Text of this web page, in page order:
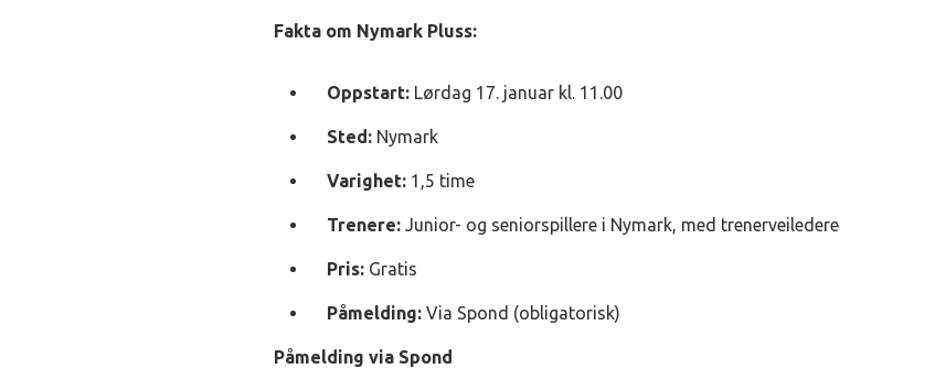
Fakta om Nymark Pluss:
Oppstart: Lørdag 17. januar kl. 11.00
Sted: Nymark
Varighet: 1,5 time
Trenere: Junior- og seniorspillere i Nymark, med trenerveiledere
Pris: Gratis
Påmelding: Via Spond (obligatorisk)
Påmelding via Spond